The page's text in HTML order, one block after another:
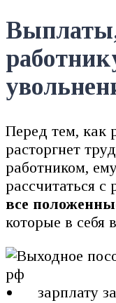
Перед тем, как
расторгнет
работником,
рассчитаться
все
которые в себя
зарплату